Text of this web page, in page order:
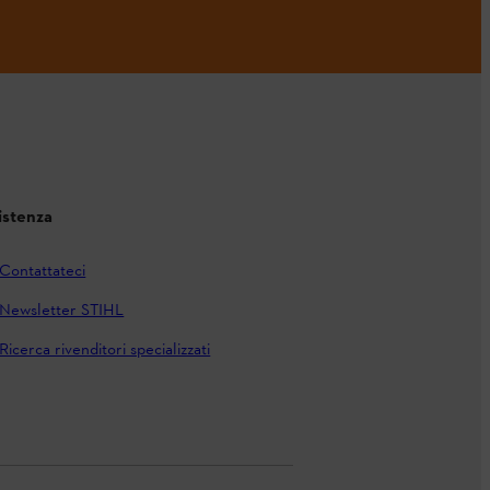
Contattateci
Newsletter STIHL
Ricerca rivenditori specializzati